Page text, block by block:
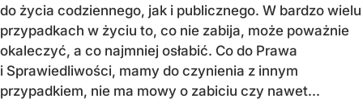
do życia codziennego, jak i publicznego. W bardzo wielu
przypadkach w życiu to, co nie zabija, może poważnie
okaleczyć, a co najmniej osłabić. Co do Prawa
i Sprawiedliwości, mamy do czynienia z innym
przypadkiem, nie ma mowy o zabiciu czy nawet...